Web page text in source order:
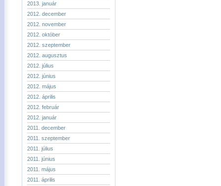
2013. január
2012. december
2012. november
2012. október
2012. szeptember
2012. augusztus
2012. július
2012. június
2012. május
2012. április
2012. február
2012. január
2011. december
2011. szeptember
2011. július
2011. június
2011. május
2011. április